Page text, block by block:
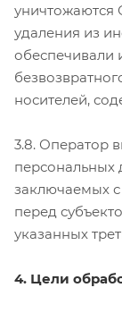
уничтожаются
удаления из
обеспечивали
носителей,
3.8. Оператор
персональных
заключаемых с
перед
указанных
4. Цели